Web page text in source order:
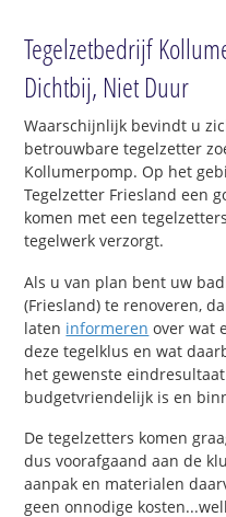
Tegelzetbedrijf
Dichtbij, Niet Duur
Waarschijnlijk bevindt u
betrouwbare tegelzetter
Kollumerpomp. Op het
Tegelzetter Friesland een
komen met een
tegelwerk verzorgt.
Als u van plan bent uw
(Friesland) te renoveren,
laten informeren over wat
deze tegelklus en wat
het gewenste
budgetvriendelijk is en
De tegelzetters komen
dus voorafgaand aan de
aanpak en materialen
geen onnodige